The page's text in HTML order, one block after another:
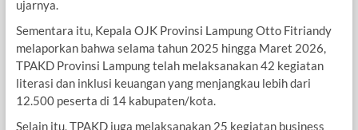
ujarnya.
Sementara itu, Kepala OJK Provinsi Lampung Otto Fitriandy
melaporkan bahwa selama tahun 2025 hingga Maret 2026,
TPAKD Provinsi Lampung telah melaksanakan 42 kegiatan
literasi dan inklusi keuangan yang menjangkau lebih dari
12.500 peserta di 14 kabupaten/kota.
Selain itu, TPAKD juga melaksanakan 25 kegiatan business